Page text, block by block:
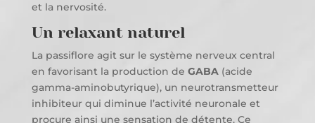
et la nervosité.
Un relaxant naturel
La passiflore agit sur le système nerveux central
en favorisant la production de GABA(acide
gamma-aminobutyrique), un neurotransmetteur
inhibiteur qui diminue l’activité neuronale et
procure ainsi une sensation de détente. Ce